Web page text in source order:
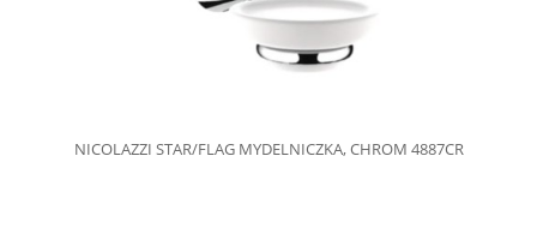
NICOLAZZI STAR/FLAG MYDELNICZKA, CHROM 4887CR